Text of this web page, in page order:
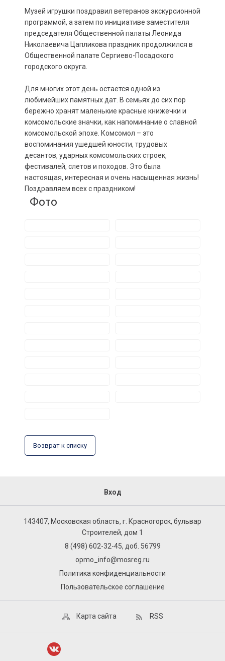
Музей игрушки поздравил ветеранов экскурсионной
программой, а затем по инициативе заместителя
председателя Общественной палаты Леонида
Николаевича Цапликова праздник продолжился в
Общественной палате Сергиево-Посадского
городского округа.
Для многих этот день остается одной из
любимейших памятных дат. В семьях до сих пор
бережно хранят маленькие красные книжечки и
комсомольские значки, как напоминание о славной
комсомольской эпохе. Комсомол – это
воспоминания ушедшей юности, трудовых
десантов, ударных комсомольских строек,
фестивалей, слетов и походов. Это была
настоящая, интересная и очень насыщенная жизнь!
Поздравляем всех с праздником!
Фото
Возврат к списку
Вход
143407, Московская область, г. Красногорск, бульвар
Строителей, дом 1
8 (498) 602-32-45, доб. 56799
opmo_info@mosreg.ru
Политика конфиденциальности
Пользовательское соглашение
Карта сайта RSS